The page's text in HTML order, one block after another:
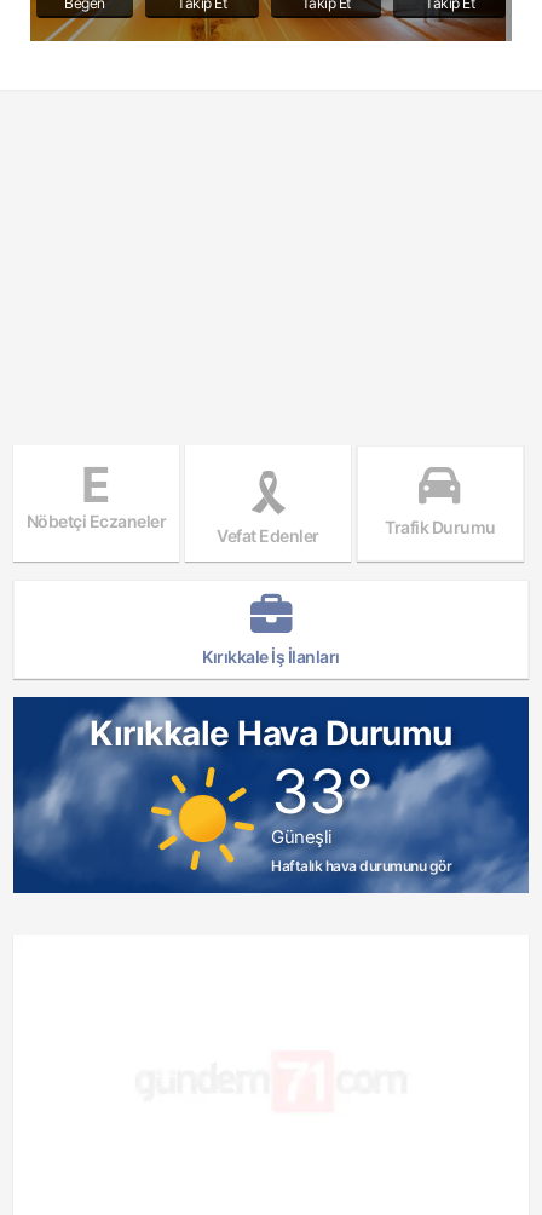
E
Nöbetçi Eczaneler
Vefat Edenler Trafik Durumu
Kırıkkale İş İlanları
Kırıkkale Hava Durumu
33°
Güneşli
Haftalık hava durumunu gör